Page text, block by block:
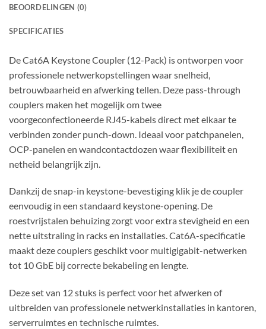
BEOORDELINGEN (0)
SPECIFICATIES
De Cat6A Keystone Coupler (12-Pack) is ontworpen voor
professionele netwerkopstellingen waar snelheid,
betrouwbaarheid en afwerking tellen. Deze pass-through
couplers maken het mogelijk om twee
voorgeconfectioneerde RJ45-kabels direct met elkaar te
verbinden zonder punch-down. Ideaal voor patchpanelen,
OCP-panelen en wandcontactdozen waar flexibiliteit en
netheid belangrijk zijn.
Dankzij de snap-in keystone-bevestiging klik je de coupler
eenvoudig in een standaard keystone-opening. De
roestvrijstalen behuizing zorgt voor extra stevigheid en een
nette uitstraling in racks en installaties. Cat6A-specificatie
maakt deze couplers geschikt voor multigigabit-netwerken
tot 10 GbE bij correcte bekabeling en lengte.
Deze set van 12 stuks is perfect voor het afwerken of
uitbreiden van professionele netwerkinstallaties in kantoren,
serverruimtes en technische ruimtes.